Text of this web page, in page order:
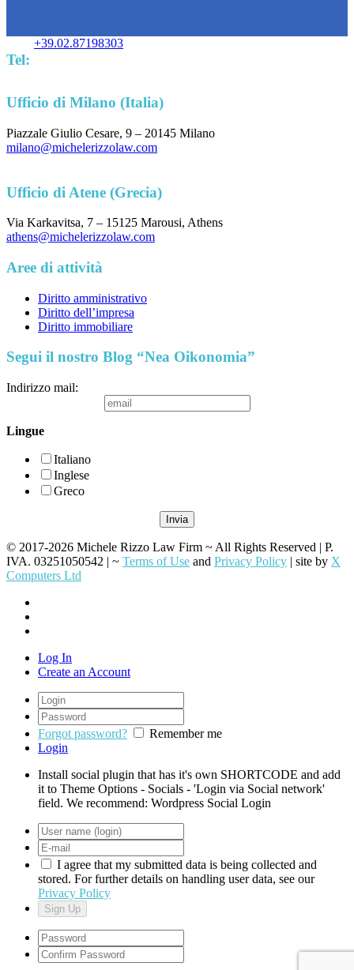
Tel:
+39.02.87198303
Ufficio di Milano (Italia)
Piazzale Giulio Cesare, 9 – 20145 Milano
milano@michelerizzolaw.com
Ufficio di Atene (Grecia)
Via Karkavitsa, 7 – 15125 Marousi, Athens
athens@michelerizzolaw.com
Aree di attività
Diritto amministrativo
Diritto dell’impresa
Diritto immobiliare
Segui il nostro Blog “Nea Oikonomia”
Indirizzo mail:
Lingue
Italiano
Inglese
Greco
© 2017-2026 Michele Rizzo Law Firm ~ All Rights Reserved | P.
IVA. 03251050542 | ~ Terms of Use and Privacy Policy | site by X
Computers Ltd
Log In
Create an Account
Forgot password?
Remember me
Login
Install social plugin that has it's own SHORTCODE and add
it to Theme Options - Socials - 'Login via Social network'
field. We recommend: Wordpress Social Login
I agree that my submitted data is being collected and
stored. For further details on handling user data, see our
Privacy Policy